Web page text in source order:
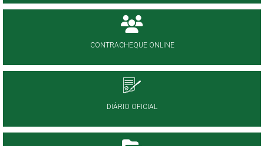
CONTRACHEQUE ONLINE
DIÁRIO OFICIAL